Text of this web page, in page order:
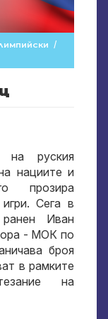
/
на руския
нациите и
прозира
Сега в
Иван
- МОК по
броя
в рамките
на